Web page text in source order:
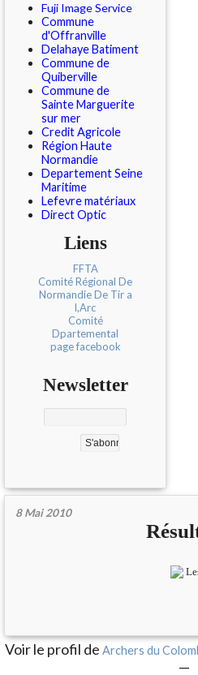
Fuji Image Service
Commune
d'Offranville
Delahaye Batiment
Commune de
Quiberville
Commune de
Sainte Marguerite
sur mer
Credit Agricole
Région Haute
Normandie
Departement Seine
Maritime
Lefevre matériaux
Direct Optic
Liens
FFTA
Comité Régional De
Normandie De Tir a
l,Arc
Comité
Dpartemental
page facebook
Newsletter
8 Mai 2010
Voir le profil de Archers du